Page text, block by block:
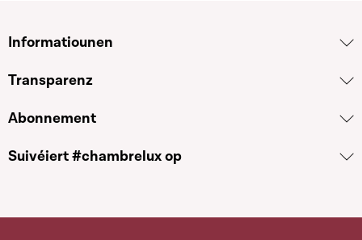
Informatiounen
Transparenz
Abonnement
Suivéiert #chambrelux op